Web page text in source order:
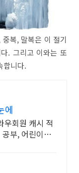
복, 말복은 이 절기
. 그리고 이와는 또
합니다.
에
우회원 캐시 적
부, 어린이도